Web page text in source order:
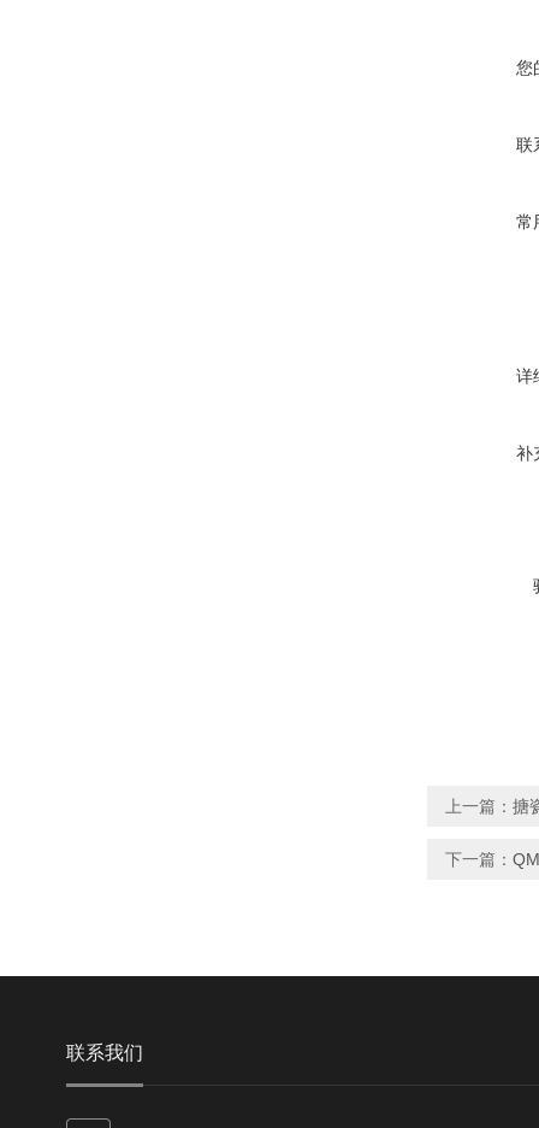
您
联
常
详
补
上一篇： 搪
下一篇：
联系我们